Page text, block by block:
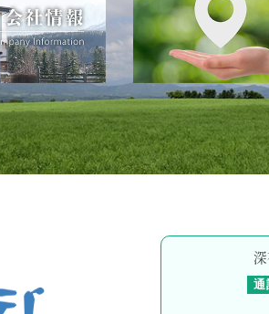
通